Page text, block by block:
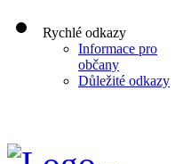
Rychlé odkazy
Informace pro
občany
Důležité odkazy